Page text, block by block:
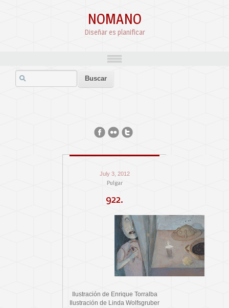
NOMANO
Diseñar es planificar
July 3, 2012
Pulgar
922.
Ilustración de Enrique Torralba
Ilustración de Linda Wolfsgruber